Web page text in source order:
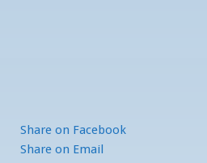
Share on Facebook
Share on Email